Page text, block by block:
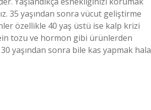
35 yaşından sonra vücut geliştirme
özellikle 40 yaş üstü ise kalp krizi
tozu ve hormon gibi ürünlerden
yaşından sonra bile kas yapmak hala